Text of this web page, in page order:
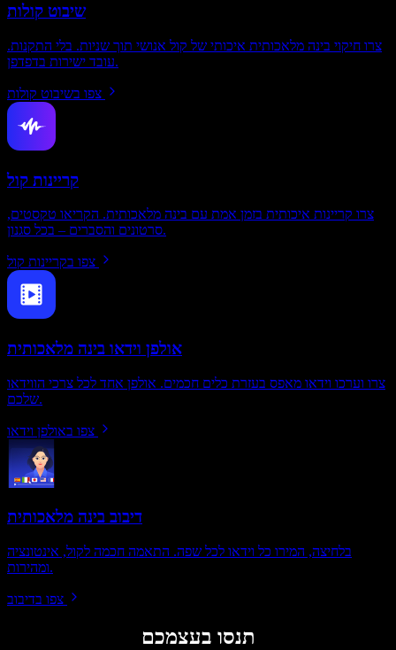
שיבוט קולות
צרו חיקוי בינה מלאכותית איכותי של קול אנושי תוך שניות. בלי התקנות.
עובד ישירות בדפדפן.
צפו בשיבוט קולות
קריינות קול
צרו קריינות איכותית בזמן אמת עם בינה מלאכותית. הקריאו טקסטים,
סרטונים והסברים – בכל סגנון.
צפו בקריינות קול
אולפן וידאו בינה מלאכותית
צרו וערכו וידאו מאפס בעזרת כלים חכמים. אולפן אחד לכל צרכי הווידאו
שלכם.
צפו באולפן וידאו
דיבוב בינה מלאכותית
בלחיצה, המירו כל וידאו לכל שפה. התאמה חכמה לקול, אינטונציה
ומהירות.
צפו בדיבוב
תנסו בעצמכם